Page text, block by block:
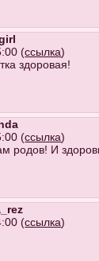
(ссылка)
здоровая!
(ссылка)
родов! И
(ссылка)